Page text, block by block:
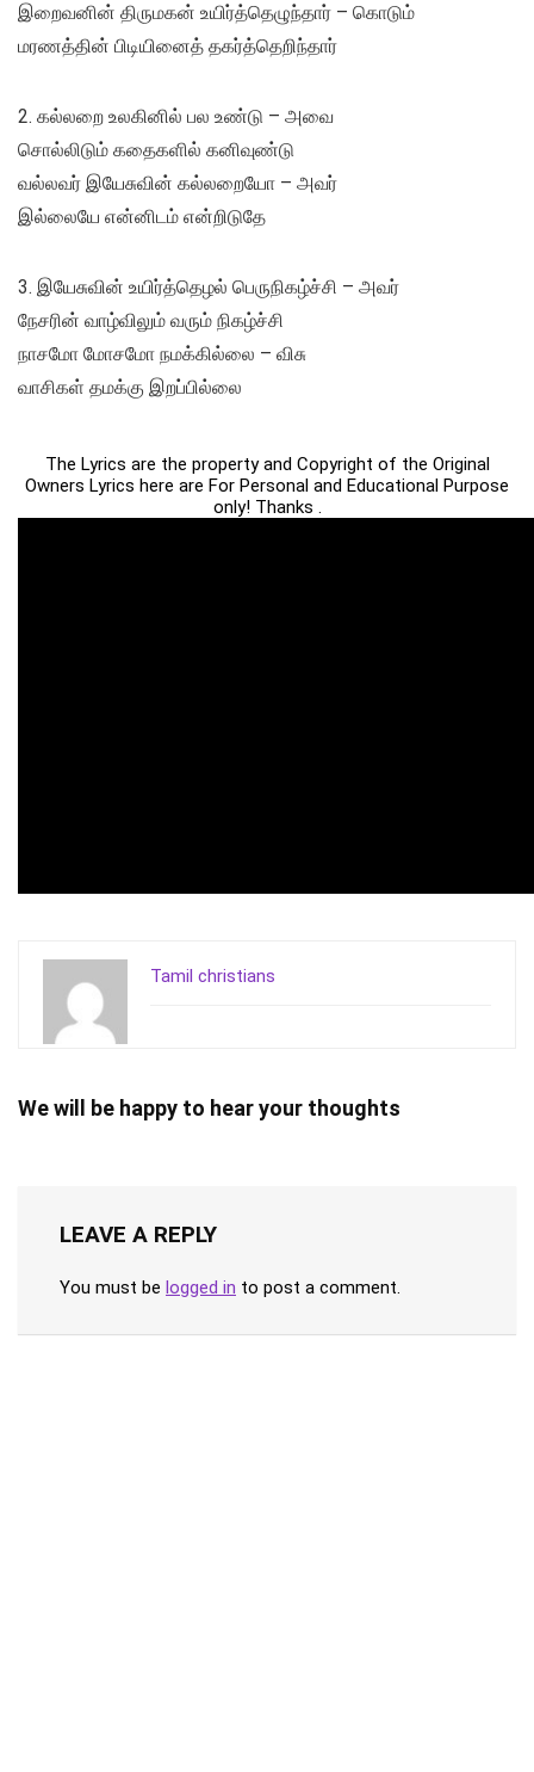
இறைவனின் திருமகன் உயிர்த்தெழுந்தார் – கொடும்
மரணத்தின் பிடியினைத் தகர்த்தெறிந்தார்
2. கல்லறை உலகினில் பல உண்டு – அவை
சொல்லிடும் கதைகளில் கனிவுண்டு
வல்லவர் இயேசுவின் கல்லறையோ – அவர்
இல்லையே என்னிடம் என்றிடுதே
3. இயேசுவின் உயிர்த்தெழல் பெருநிகழ்ச்சி – அவர்
நேசரின் வாழ்விலும் வரும் நிகழ்ச்சி
நாசமோ மோசமோ நமக்கில்லை – விசு
வாசிகள் தமக்கு இறப்பில்லை
The Lyrics are the property and Copyright of the Original
Owners Lyrics here are For Personal and Educational Purpose
only! Thanks .
Tamil christians
We will be happy to hear your thoughts
LEAVE A REPLY
You must be logged in to post a comment.